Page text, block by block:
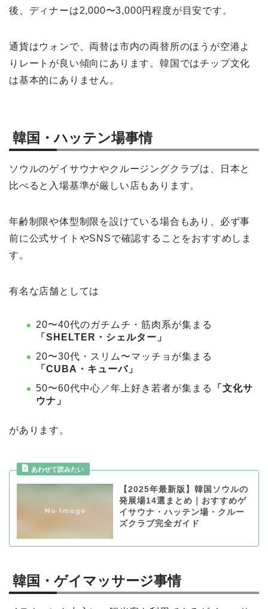
後、ディナーは2,000〜3,000円程度が目安です。
通貨はウォンで、両替は市内の両替所のほうが空港よ
りレートが良い傾向にあります。韓国ではチップ文化
は基本的にありません。
韓国・ハッテン場事情
ソウルのゲイサウナやクルージングクラブは、日本と
比べると入場基準が厳しい店もあります。
年齢制限や体型制限を設けている場合もあり、必ず事
前に公式サイトやSNSで確認することをおすすめしま
す。
有名な店舗としては
20〜40代のガチムチ・筋肉系が集まる
「SHELTER・シェルター」
20〜30代・スリム〜マッチョが集まる
「CUBA・キューバ」
50〜60代中心／年上好き若者が集まる
「文化サ
ウナ」
があります。
【2025年最新版】韓国ソウルの
発展場14選まとめ｜おすすめゲ
イサウナ・ハッテン場・クルー
ズクラブ完全ガイド
韓国・ゲイマッサージ事情